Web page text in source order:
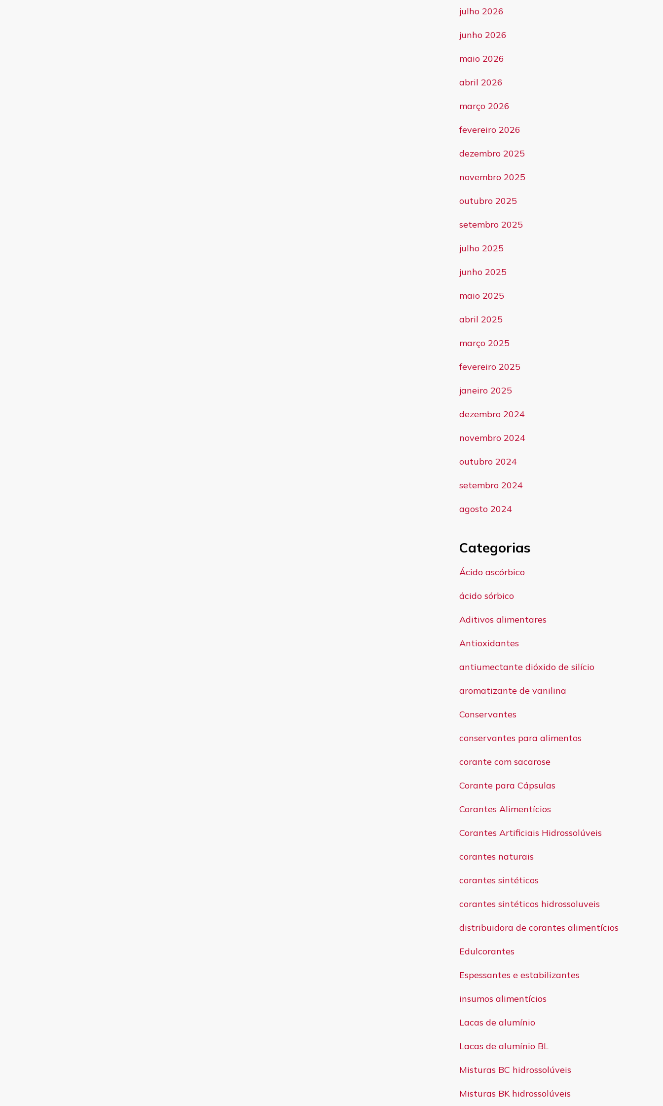
julho 2026
junho 2026
maio 2026
abril 2026
março 2026
fevereiro 2026
dezembro 2025
novembro 2025
outubro 2025
setembro 2025
julho 2025
junho 2025
maio 2025
abril 2025
março 2025
fevereiro 2025
janeiro 2025
dezembro 2024
novembro 2024
outubro 2024
setembro 2024
agosto 2024
Categorias
Ácido ascórbico
ácido sórbico
Aditivos alimentares
Antioxidantes
antiumectante dióxido de silício
aromatizante de vanilina
Conservantes
conservantes para alimentos
corante com sacarose
Corante para Cápsulas
Corantes Alimentícios
Corantes Artificiais Hidrossolúveis
corantes naturais
corantes sintéticos
corantes sintéticos hidrossoluveis
distribuidora de corantes alimentícios
Edulcorantes
Espessantes e estabilizantes
insumos alimentícios
Lacas de alumínio
Lacas de alumínio BL
Misturas BC hidrossolúveis
Misturas BK hidrossolúveis